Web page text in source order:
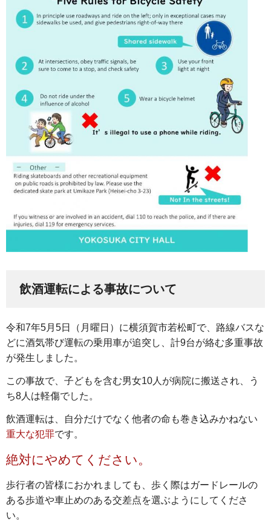
飲酒運転による事故について
令和7年5月5日（月曜日）に横須賀市若松町で、路線バスな
どに酒気帯び運転の乗用車が追突し、計9台が絡む多重事故
が発生しました。
この事故で、子どもを含む男女10人が病院に搬送され、う
ち8人は軽傷でした。
飲酒運転は、自分だけでなく他者の命も巻き込みかねない
重大な犯罪です。
絶対にやめてください。
歩行者の皆様におかれましても、歩く際はガードレールの
ある歩道や車止めのある交差点を選ぶようにしてくださ
い。